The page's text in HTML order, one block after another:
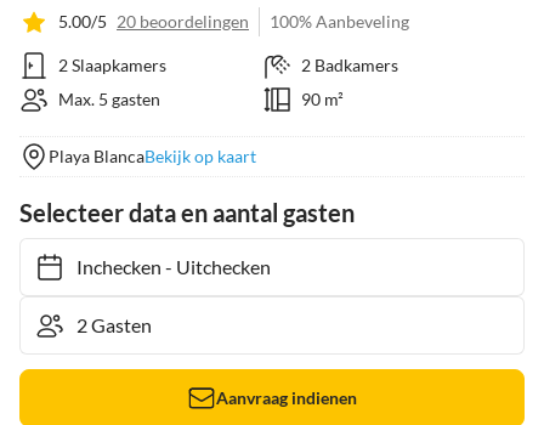
5.00/5 20 beoordelingen 100% Aanbeveling
2 Slaapkamers
2 Badkamers
Max. 5 gasten
90 m²
Playa BlancaBekijk op kaart
Selecteer data en aantal gasten
Inchecken- Uitchecken
Aanvraag indienen